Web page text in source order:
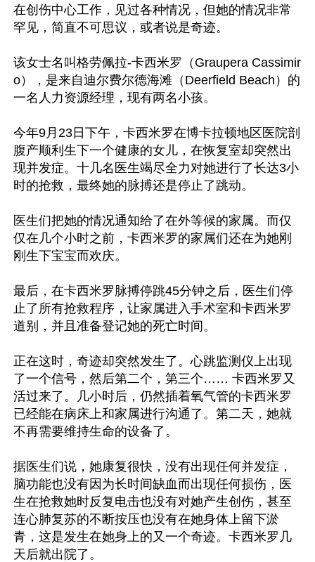
在创伤中心工作，见过各种情况，但她的情况非常
罕见，简直不可思议，或者说是奇迹。
该女士名叫格劳佩拉-卡西米罗（Graupera Cassimir
o），是来自迪尔费尔德海滩（Deerfield Beach）的
一名人力资源经理，现有两名小孩。
今年9月23日下午，卡西米罗在博卡拉顿地区医院剖
腹产顺利生下一个健康的女儿，在恢复室却突然出
现并发症。十几名医生竭尽全力对她进行了长达3小
时的抢救，最终她的脉搏还是停止了跳动。
医生们把她的情况通知给了在外等候的家属。而仅
仅在几个小时之前，卡西米罗的家属们还在为她刚
刚生下宝宝而欢庆。
最后，在卡西米罗脉搏停跳45分钟之后，医生们停
止了所有抢救程序，让家属进入手术室和卡西米罗
道别，并且准备登记她的死亡时间。
正在这时，奇迹却突然发生了。心跳监测仪上出现
了一个信号，然后第二个，第三个…… 卡西米罗又
活过来了。几小时后，仍然插着氧气管的卡西米罗
已经能在病床上和家属进行沟通了。第二天，她就
不再需要维持生命的设备了。
据医生们说，她康复很快，没有出现任何并发症，
脑功能也没有因为长时间缺血而出现任何损伤，医
生在抢救她时反复电击也没有对她产生创伤，甚至
连心肺复苏的不断按压也没有在她身体上留下淤
青，这是发生在她身上的又一个奇迹。卡西米罗几
天后就出院了。